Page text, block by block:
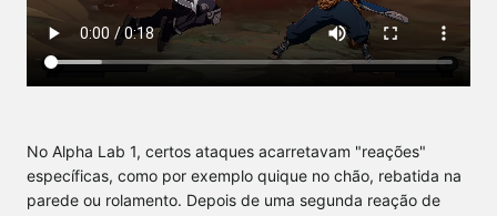
No Alpha Lab 1, certos ataques acarretavam "reações"
específicas, como por exemplo quique no chão, rebatida na
parede ou rolamento. Depois de uma segunda reação de